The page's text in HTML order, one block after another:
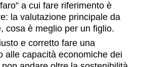
a cui fare riferimento è
la valutazione principale da
cosa è meglio per un figlio.
e corretto fare una
alle capacità economiche dei